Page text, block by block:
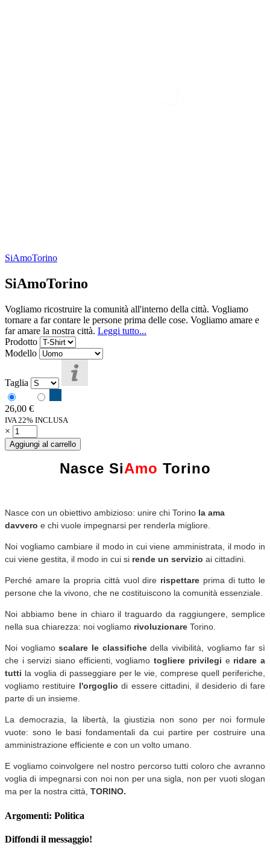
SiAmoTorino
SiAmoTorino
Vogliamo ricostruire la comunità all'interno della città. Vogliamo
tornare a far contare le persone prima delle cose. Vogliamo amare e
far amare la nostra città. Leggi tutto...
Prodotto
Modello
Taglia
26,00 €
IVA 22% INCLUSA
×
Aggiungi al carrello
Nasce SiAmo Torino
Nasce con un obiettivo ambizioso: unire chi Torino la ama
davvero e chi vuole impegnarsi per renderla migliore.
Noi vogliamo cambiare il modo in cui viene amministrata, il modo in
cui viene gestita, il modo in cui si rende un servizio ai cittadini.
Perché amare la propria città vuol dire rispettare prima di tutto le
persone che la vivono, che ne costituiscono la comunità essenziale.
Noi abbiamo bene in chiaro il traguardo da raggiungere, semplice
nella sua chiarezza: noi vogliamo rivoluzionare Torino.
Noi vogliamoscalare le classifichedella vivibilità, vogliamo far sì
che i servizi siano efficienti, vogliamo togliere privilegi eridare a
tutti la voglia di passeggiare per le vie, comprese quell periferiche,
vogliamo restituire l'orgoglio di essere cittadini, il desiderio di fare
parte di un insieme.
La democrazia, la libertà, la giustizia non sono per noi formule
vuote: sono le basi fondamentali da cui partire per costruire una
amministrazione efficiente e con un volto umano.
E vogliamo coinvolgere nel nostro percorso tutti coloro che avranno
voglia di impegnarsi con noi non per una sigla, non per vuoti slogan
ma per la nostra città, TORINO.
Argomenti: Politica
Diffondi il messaggio!